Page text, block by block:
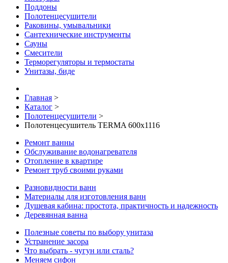
Поддоны
Полотенцесушители
Раковины, умывальники
Сантехнические инструменты
Сауны
Смесители
Терморегуляторы и термостаты
Унитазы, биде
Главная >
Каталог >
Полотенцесушители >
Полотенцесушитель TERMA 600x1116
Ремонт ванны
Обслуживание водонагревателя
Отопление в квартире
Ремонт труб своими руками
Разновидности ванн
Материалы для изготовления ванн
Душевая кабина: простота, практичность и надежность
Деревянная ванна
Полезные советы по выбору унитаза
Устранение засора
Что выбрать - чугун или сталь?
Меняем сифон